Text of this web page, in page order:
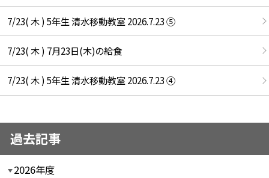
7/23( 木 ) 5年生 清水移動教室 2026.7.23 ⑤
7/23( 木 ) 7月23日(木)の給食
7/23( 木 ) 5年生 清水移動教室 2026.7.23 ④
過去記事
2026年度